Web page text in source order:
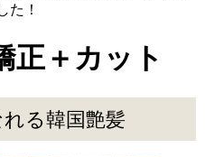
た！
正＋カット
る韓国艶髪